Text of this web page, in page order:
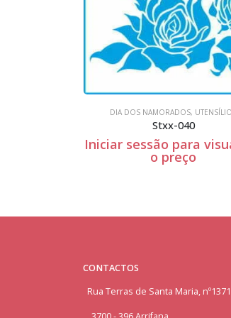
DIA DOS NAMORADOS,
Stxx-040
Iniciar sessão para
o preço
CONTACTOS
Rua Terras de Santa Maria,